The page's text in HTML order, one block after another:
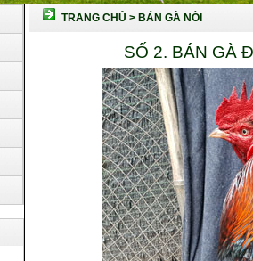
TRANG CHỦ > BÁN GÀ NÒI
SỐ 2. BÁN GÀ